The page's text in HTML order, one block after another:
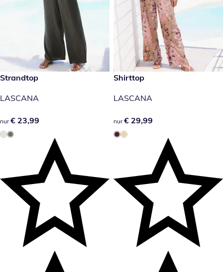
€ 23,99
Strandtop
LASCANA
€ 23,99
nur € 23,99
€ 29,99
Shirttop
LASCANA
€ 29,99
nur € 29,99